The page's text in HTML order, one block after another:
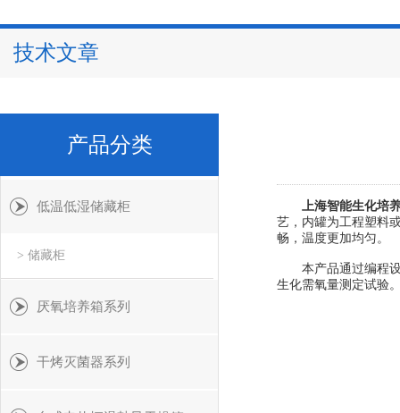
技术文章
上海智能生化培
艺，内罐为工程塑料
畅，温度更加均匀。
本产品通过编程设
生化需氧量测定试验
产品分类
低温低湿储藏柜
> 储藏柜
厌氧培养箱系列
干烤灭菌器系列